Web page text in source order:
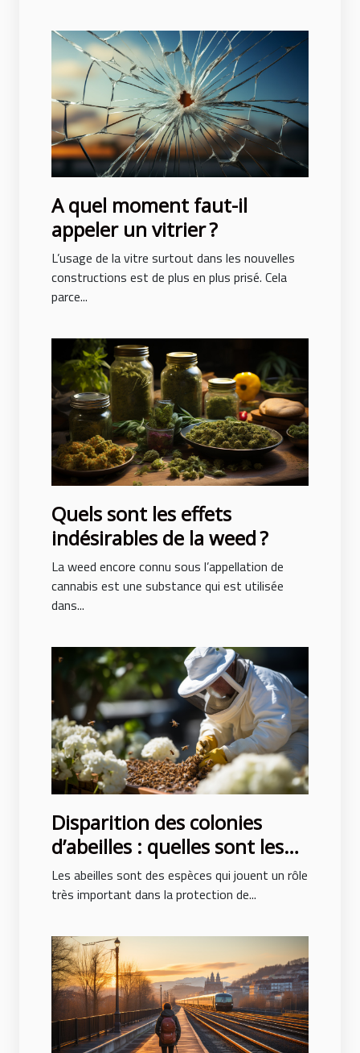
A quel moment faut-il
appeler un vitrier ?
L’usage de la vitre surtout dans les nouvelles
constructions est de plus en plus prisé. Cela
parce...
Quels sont les effets
indésirables de la weed ?
La weed encore connu sous l’appellation de
cannabis est une substance qui est utilisée
dans...
Disparition des colonies
d’abeilles : quelles sont les
causes ?
Les abeilles sont des espèces qui jouent un rôle
très important dans la protection de...